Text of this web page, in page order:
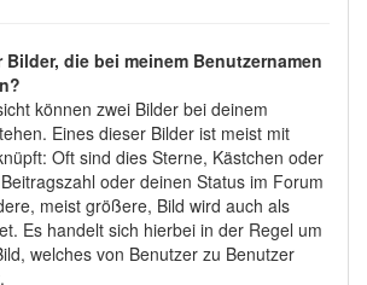
die bei meinem Benutzernamen
können zwei Bilder bei deinem
Eines dieser Bilder ist meist mit
Oft sind dies Sterne, Kästchen oder
oder deinen Status im Forum
meist größere, Bild wird auch als
Es handelt sich hierbei in der Regel um
welches von Benutzer zu Benutzer